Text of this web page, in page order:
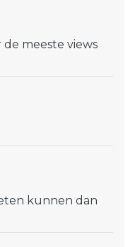
meeste views
kunnen dan